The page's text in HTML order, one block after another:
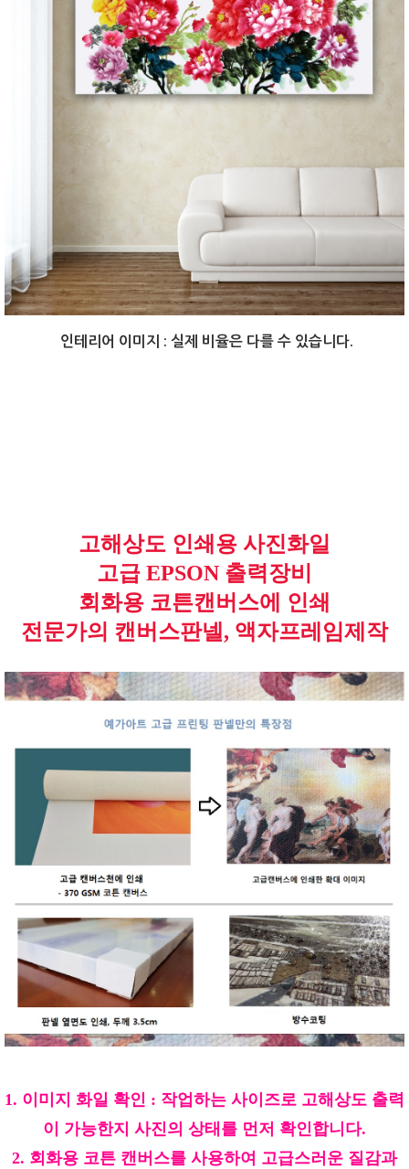
인테리어 이미지 : 실제 비율은 다를 수 있습니다.
고해상도 인쇄용 사진화일
고급 EPSON 출력장비
회화용 코튼캔버스에 인쇄
전문가의 캔버스판넬, 액자프레임제작
1. 이미지 화일 확인 : 작업하는 사이즈로 고해상도 출력
이 가능한지 사진의 상태를 먼저 확인합니다.
2. 회화용 코튼 캔버스를 사용하여 고급스러운 질감과